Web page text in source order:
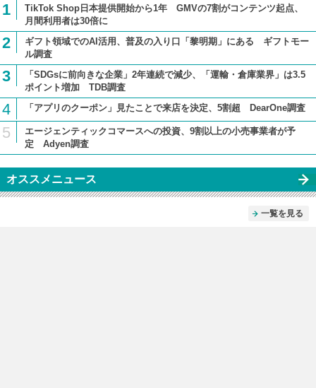
1
TikTok Shop日本提供開始から1年 GMVの7割がコンテンツ起点、
月間利用者は30倍に
2
ギフト領域でのAI活用、普及の入り口「黎明期」にある ギフトモー
ル調査
3
「SDGsに前向きな企業」2年連続で減少、「運輸・倉庫業界」は3.5
ポイント増加 TDB調査
4 「アプリのクーポン」見たことで来店を決定、5割超 DearOne調査
5
エージェンティックコマースへの投資、9割以上の小売事業者が予
定 Adyen調査
オススメニュース
一覧を見る